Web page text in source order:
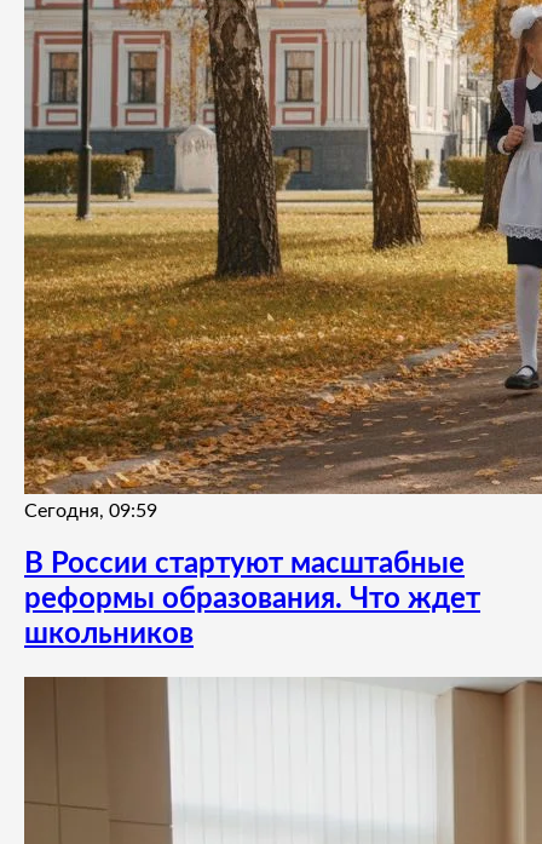
Сегодня, 09:59
В России стартуют масштабные
реформы образования. Что ждет
школьников